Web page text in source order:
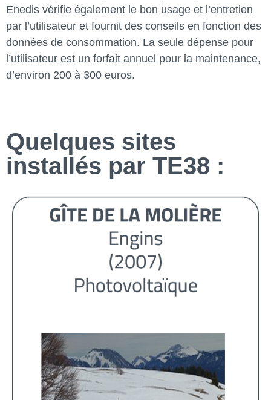
Enedis vérifie également le bon usage et l’entretien
par l’utilisateur et fournit des conseils en fonction des
données de consommation. La seule dépense pour
l’utilisateur est un forfait annuel pour la maintenance,
d’environ 200 à 300 euros.
Quelques sites
installés par TE38 :